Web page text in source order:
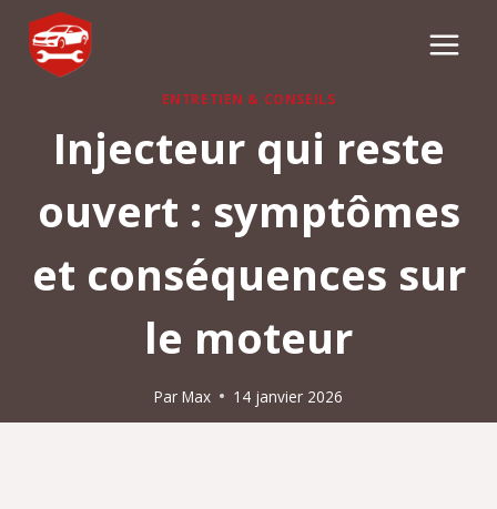
Aller
contenu
ENTRETIEN & CONSEILS
Injecteur qui reste
ouvert : symptômes
et conséquences sur
le moteur
Par Max 14 janvier 2026